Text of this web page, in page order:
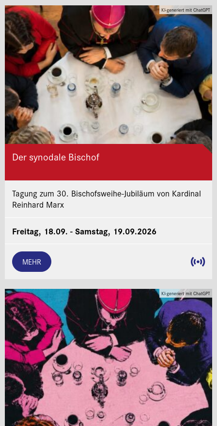
KI-generiert mit ChatGPT
Der synodale Bischof
Tagung zum 30. Bischofsweihe-Jubiläum von Kardinal
Reinhard Marx
Freitag, 18.09. - Samstag, 19.09.2026
MEHR
KI-generiert mit ChatGPT